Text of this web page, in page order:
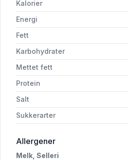
Kalorier
Energi
Fett
Karbohydrater
Mettet fett
Protein
Salt
Sukkerarter
Allergeneri 'Biff Stroganoff
Melk, Selleri